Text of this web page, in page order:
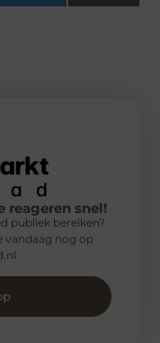
reageren snel!
publiek bereiken?
vandaag nog op